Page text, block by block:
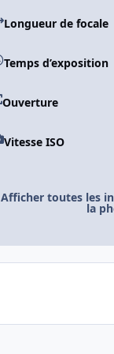
Longueur de focale
Temps d’exposition
Ouverture
Vitesse ISO
Afficher toutes les
la